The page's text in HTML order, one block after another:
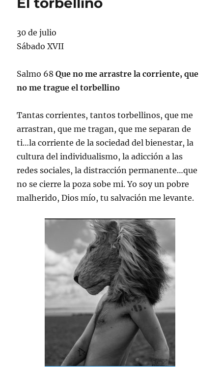
30 de julio
Sábado XVII
Salmo 68Que no me arrastre la corriente, que
no me trague el torbellino
Tantas corrientes, tantos torbellinos, que me
arrastran, que me tragan, que me separan de
ti…la corriente de la sociedad del bienestar, la
cultura del individualismo, la adicción a las
redes sociales, la distracción permanente…que
no se cierre la poza sobe mi. Yo soy un pobre
malherido, Dios mío, tu salvación me levante.